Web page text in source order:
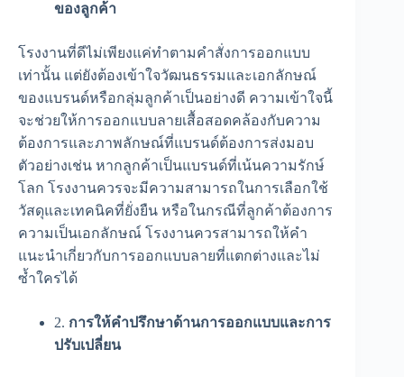
ของลูกค้า
โรงงานที่ดีไม่เพียงแค่ทำตามคำสั่งการออกแบบ
เท่านั้น แต่ยังต้องเข้าใจวัฒนธรรมและเอกลักษณ์
ของแบรนด์หรือกลุ่มลูกค้าเป็นอย่างดี ความเข้าใจนี้
จะช่วยให้การออกแบบลายเสื้อสอดคล้องกับความ
ต้องการและภาพลักษณ์ที่แบรนด์ต้องการส่งมอบ
ตัวอย่างเช่น หากลูกค้าเป็นแบรนด์ที่เน้นความรักษ์
โลก โรงงานควรจะมีความสามารถในการเลือกใช้
วัสดุและเทคนิคที่ยั่งยืน หรือในกรณีที่ลูกค้าต้องการ
ความเป็นเอกลักษณ์ โรงงานควรสามารถให้คำ
แนะนำเกี่ยวกับการออกแบบลายที่แตกต่างและไม่
ซ้ำใครได้
2. การให้คำปรึกษาด้านการออกแบบและการ
ปรับเปลี่ยน